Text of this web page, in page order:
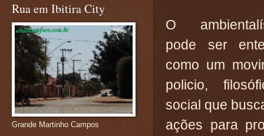
O
pode ser
como um
policio,
social que
ações para
Rua em Ibitira City
Grande Martinho Campos